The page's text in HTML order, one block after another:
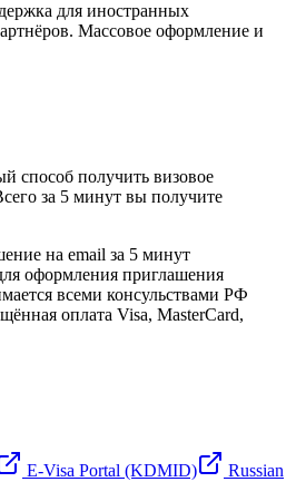
для иностранных
Массовое оформление и
способ получить визовое
за 5 минут вы получите
на email за 5 минут
оформления приглашения
всеми консульствами РФ
оплата Visa, MasterCard,
E-Visa Portal (KDMID)
Russian